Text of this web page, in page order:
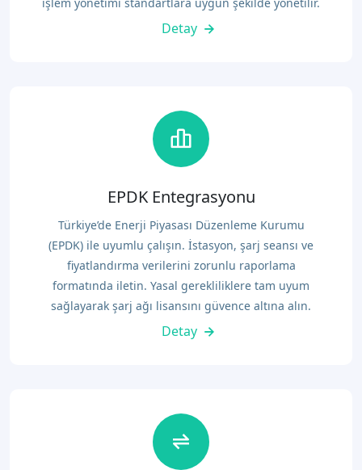
Detay
EPDK Entegrasyonu
Türkiye’de Enerji Piyasası Düzenleme Kurumu
(EPDK) ile uyumlu çalışın. İstasyon, şarj seansı ve
fiyatlandırma verilerini zorunlu raporlama
formatında iletin. Yasal gerekliliklere tam uyum
sağlayarak şarj ağı lisansını güvence altına alın.
Detay